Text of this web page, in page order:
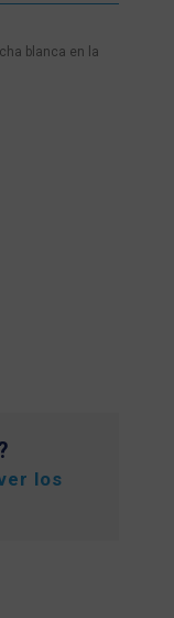
blanca en la
los